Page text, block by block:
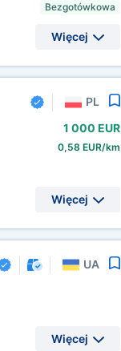
Bezgotówkowa
Więcej
PL
1 000 EUR
0,58 EUR/km
Więcej
UA
Więcej